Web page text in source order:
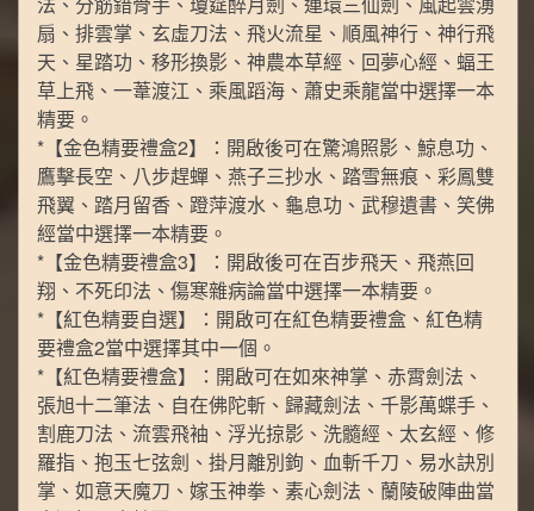
扇、排雲掌、玄虛刀法、飛火流星、順風神行、神行飛
天、星踏功、移形換影、神農本草經、回夢心經、蝠王
草上飛、一葦渡江、乘風蹈海、蕭史乘龍當中選擇一本
精要。
*【金色精要禮盒2】：開啟後可在驚鴻照影、鯨息功、
鷹擊長空、八步趕蟬、燕子三抄水、踏雪無痕、彩鳳雙
飛翼、踏月留香、蹬萍渡水、龜息功、武穆遺書、笑佛
經當中選擇一本精要。
*【金色精要禮盒3】：開啟後可在百步飛天、飛燕回
翔、不死印法、傷寒雜病論當中選擇一本精要。
*【紅色精要自選】：開啟可在紅色精要禮盒、紅色精
要禮盒2當中選擇其中一個。
*【紅色精要禮盒】：開啟可在如來神掌、赤霄劍法、
張旭十二筆法、自在佛陀斬、歸藏劍法、千影萬蝶手、
割鹿刀法、流雲飛袖、浮光掠影、洗髓經、太玄經、修
羅指、抱玉七弦劍、掛月離別鉤、血斬千刀、易水訣別
掌、如意天魔刀、嫁玉神拳、素心劍法、蘭陵破陣曲當